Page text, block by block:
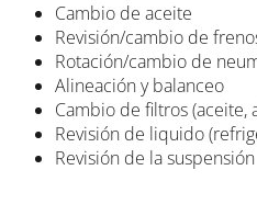
Cambio de aceite
Revisión/cambio de
Rotación/cambio de
Alineación y balanceo
Cambio de filtros (aceite,
Revisión de liquido
Revisión de la suspensión